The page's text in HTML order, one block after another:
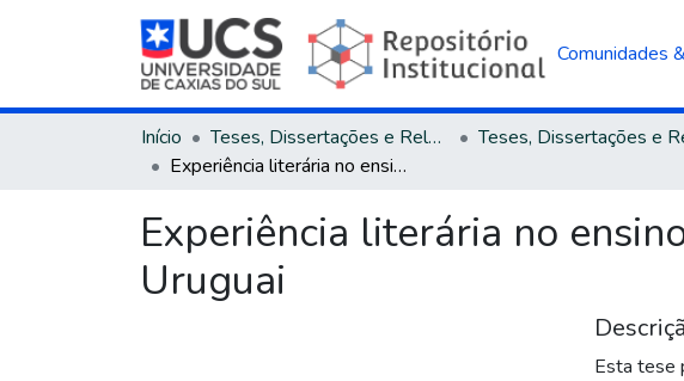
Comunidades
Início Teses, Dissertações e Relatórios
Experiência literária no ensino médico: estudo comparado Brasil - Uruguai
Experiência literária no
Uruguai
Esta tese